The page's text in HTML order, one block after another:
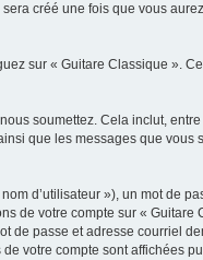
créé une fois que vous
sur « Guitare Classique ».
soumettez. Cela inclut,
que les messages que
d’utilisateur »), un mot de
de votre compte sur «
passe et adresse courriel
votre compte sont affichées